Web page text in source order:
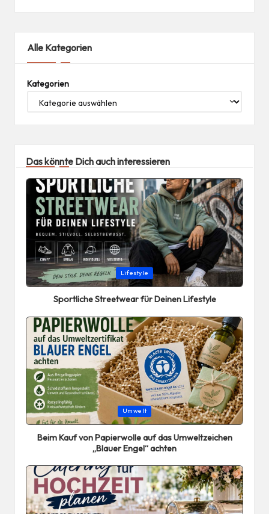
Alle Kategorien
Kategorien
Das könnte Dich auch interessieren
Posted
in
Lifestyle
Sportliche Streetwear für Deinen Lifestyle
Posted
in
Umwelt
Beim Kauf von Papierwolle auf das Umweltzeichen
„Blauer Engel“ achten